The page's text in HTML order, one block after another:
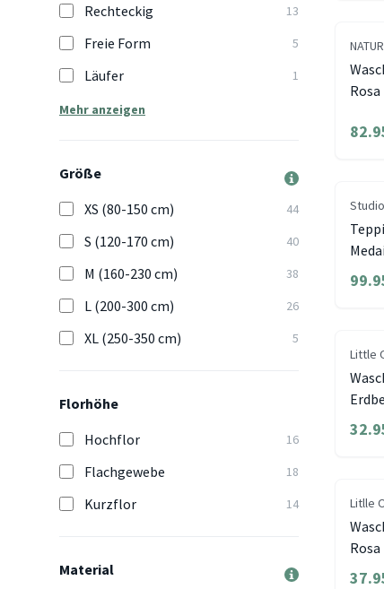
Rechteckig 13
Freie Form 5
Läufer 1
Mehr anzeigen
Größe
XS (80-150 cm)
44
S (120-170 cm) 40
M (160-230 cm) 38
L (200-300 cm) 26
XL (250-350 cm) 5
Florhöhe
Hochflor
16
Flachgewebe 18
Kurzflor 14
Material
Rosa
Little
Litlle
Rosa